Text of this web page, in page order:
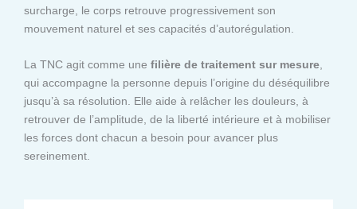
surcharge, le corps retrouve progressivement son
mouvement naturel et ses capacités d’autorégulation.
La TNC agit comme une filière de traitement sur mesure,
qui accompagne la personne depuis l’origine du déséquilibre
jusqu’à sa résolution. Elle aide à relâcher les douleurs, à
retrouver de l’amplitude, de la liberté intérieure et à mobiliser
les forces dont chacun a besoin pour avancer plus
sereinement.